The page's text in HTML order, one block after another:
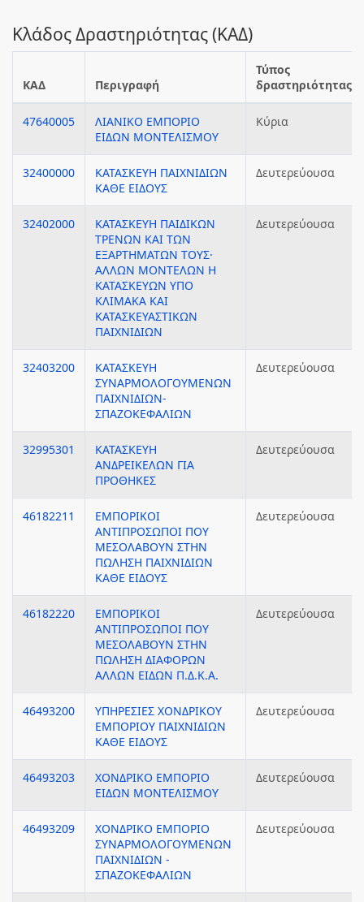
Κλάδος Δραστηριότητας (ΚΑΔ)
ΚΑΔ Περιγραφή
Τύπος
δραστηριότητας
47640005
ΛΙΑΝΙΚΟ ΕΜΠΟΡΙΟ
ΕΙΔΩΝ ΜΟΝΤΕΛΙΣΜΟΥ
Κύρια
32400000
ΚΑΤΑΣΚΕΥΗ ΠΑΙΧΝΙΔΙΩΝ
ΚΑΘΕ ΕΙΔΟΥΣ
Δευτερεύουσα
32402000
ΚΑΤΑΣΚΕΥΗ ΠΑΙΔΙΚΩΝ
ΤΡΕΝΩΝ ΚΑΙ ΤΩΝ
ΕΞΑΡΤΗΜΑΤΩΝ ΤΟΥΣ·
ΑΛΛΩΝ ΜΟΝΤΕΛΩΝ Η
ΚΑΤΑΣΚΕΥΩΝ ΥΠΟ
ΚΛΙΜΑΚΑ ΚΑΙ
ΚΑΤΑΣΚΕΥΑΣΤΙΚΩΝ
ΠΑΙΧΝΙΔΙΩΝ
Δευτερεύουσα
32403200
ΚΑΤΑΣΚΕΥΗ
ΣΥΝΑΡΜΟΛΟΓΟΥΜΕΝΩΝ
ΠΑΙΧΝΙΔΙΩΝ-
ΣΠΑΖΟΚΕΦΑΛΙΩΝ
Δευτερεύουσα
32995301
ΚΑΤΑΣΚΕΥΗ
ΑΝΔΡΕΙΚΕΛΩΝ ΓΙΑ
ΠΡΟΘΗΚΕΣ
Δευτερεύουσα
46182211
ΕΜΠΟΡΙΚΟΙ
ΑΝΤΙΠΡΟΣΩΠΟΙ ΠΟΥ
ΜΕΣΟΛΑΒΟΥΝ ΣΤΗΝ
ΠΩΛΗΣΗ ΠΑΙΧΝΙΔΙΩΝ
ΚΑΘΕ ΕΙΔΟΥΣ
Δευτερεύουσα
46182220
ΕΜΠΟΡΙΚΟΙ
ΑΝΤΙΠΡΟΣΩΠΟΙ ΠΟΥ
ΜΕΣΟΛΑΒΟΥΝ ΣΤΗΝ
ΠΩΛΗΣΗ ΔΙΑΦΟΡΩΝ
ΑΛΛΩΝ ΕΙΔΩΝ Π.Δ.Κ.Α.
Δευτερεύουσα
46493200
ΥΠΗΡΕΣΙΕΣ ΧΟΝΔΡΙΚΟΥ
ΕΜΠΟΡΙΟΥ ΠΑΙΧΝΙΔΙΩΝ
ΚΑΘΕ ΕΙΔΟΥΣ
Δευτερεύουσα
46493203
ΧΟΝΔΡΙΚΟ ΕΜΠΟΡΙΟ
ΕΙΔΩΝ ΜΟΝΤΕΛΙΣΜΟΥ
Δευτερεύουσα
46493209
ΧΟΝΔΡΙΚΟ ΕΜΠΟΡΙΟ
ΣΥΝΑΡΜΟΛΟΓΟΥΜΕΝΩΝ
ΠΑΙΧΝΙΔΙΩΝ -
ΣΠΑΖΟΚΕΦΑΛΙΩΝ
Δευτερεύουσα